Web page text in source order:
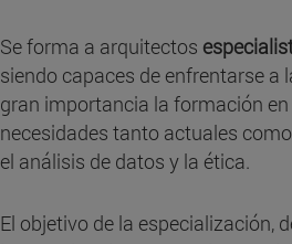
Se forma a arquitectos
siendo capaces de enfrentarse a
gran importancia la formación
necesidades tanto actuales
el análisis de datos y la ética.
El objetivo de la especialización,